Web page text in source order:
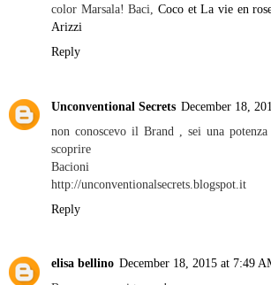
color Marsala! Baci, Coco et La vie en
Arizzi
Reply
Unconventional Secrets December 18,
non conoscevo il Brand , sei una
scoprire
Bacioni
http://unconventionalsecrets.blogspot.it
Reply
elisa bellino December 18, 2015 at 7:49